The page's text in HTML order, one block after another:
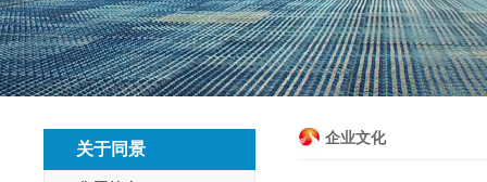
关于同景
企业文化